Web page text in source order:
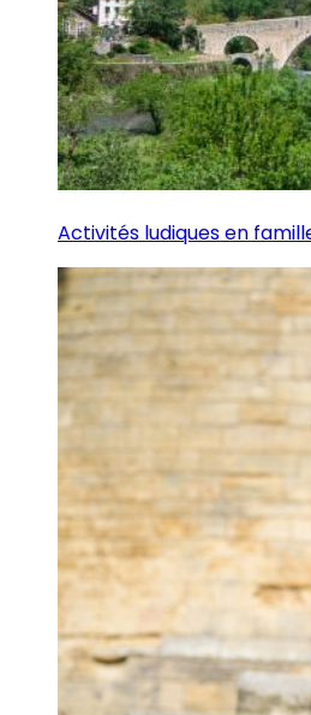
Activités ludiques en